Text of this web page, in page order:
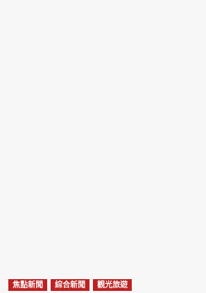
焦點新聞 綜合新聞 觀光旅遊